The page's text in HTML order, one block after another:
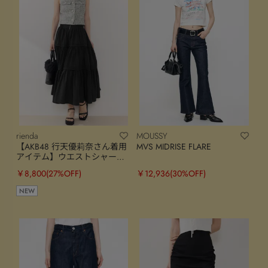
rienda
【AKB48 行天優莉奈さん着用
アイテム】ウエストシャーリ
ングタックデザインフレアス
カート
￥8,800(27%OFF)
NEW
MOUSSY
MVS MIDRISE FLARE
￥12,936(30%OFF)